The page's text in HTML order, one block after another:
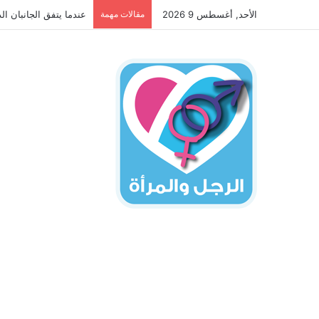
الأحد, أغسطس 9 2026 مقالات مهمة عندما يتفق الجانبان